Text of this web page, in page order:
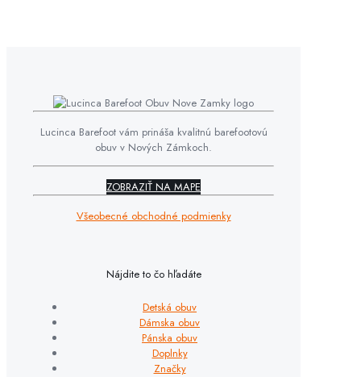
Lucinca Barefoot vám prináša kvalitnú barefootovú
obuv v Nových Zámkoch.
ZOBRAZIŤ NA MAPE
Všeobecné obchodné podmienky
Nájdite to čo hľadáte
Detská obuv
Dámska obuv
Pánska obuv
Doplnky
Značky